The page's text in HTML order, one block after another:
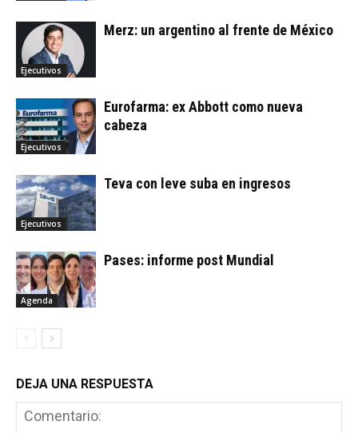
Ejecutivos
Merz: un argentino al frente de México
Ejecutivos
Eurofarma: ex Abbott como nueva
cabeza
Ejecutivos
Teva con leve suba en ingresos
Agenda
Pases: informe post Mundial
DEJA UNA RESPUESTA